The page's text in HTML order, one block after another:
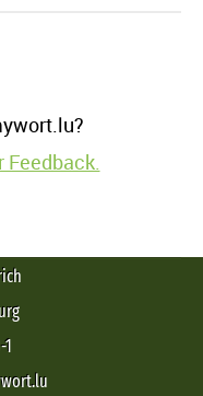
Feedback.
1